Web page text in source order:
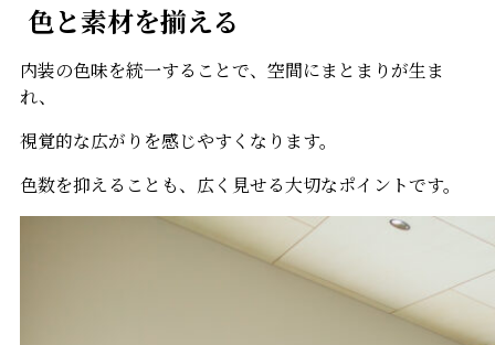
色と素材を揃える
内装の色味を統一することで、空間にまとまりが生ま
れ、
視覚的な広がりを感じやすくなります。
色数を抑えることも、広く見せる大切なポイントです。